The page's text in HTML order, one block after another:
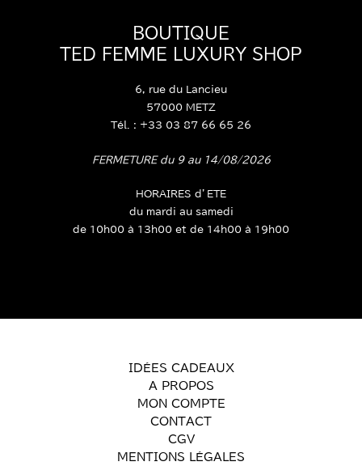
BOUTIQUE
TED FEMME LUXURY SHOP
6, rue du Lancieu
57000 METZ
Tél. : +33 03 87 66 65 26
FERMETURE du 9 au 14/08/2026
HORAIRES d’ETE
du mardi au samedi
de 10h00 à 13h00 et de 14h00 à 19h00
IDÉES CADEAUX
A PROPOS
MON COMPTE
CONTACT
CGV
MENTIONS LÉGALES